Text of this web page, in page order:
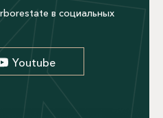
в социальных
Youtube